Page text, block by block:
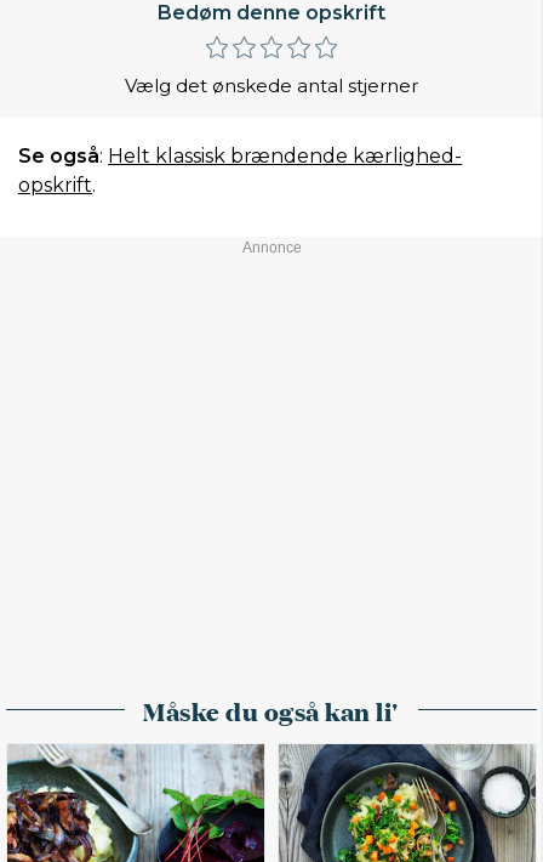
Bedøm denne opskrift
Vælg det ønskede antal stjerner
Se også: Helt klassisk brændende kærlighed-
opskrift.
Måske du også kan li'